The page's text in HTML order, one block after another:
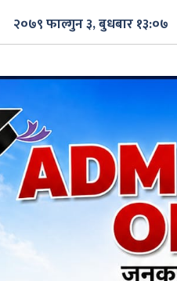
२०७९ फाल्गुन ३, बुधबार १३:०७